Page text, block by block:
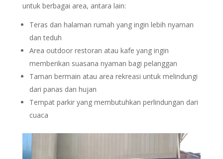
untuk berbagai area, antara lain:
Teras dan halaman rumah yang ingin lebih nyaman
dan teduh
Area outdoor restoran atau kafe yang ingin
memberikan suasana nyaman bagi pelanggan
Taman bermain atau area rekreasi untuk melindungi
dari panas dan hujan
Tempat parkir yang membutuhkan perlindungan dari
cuaca